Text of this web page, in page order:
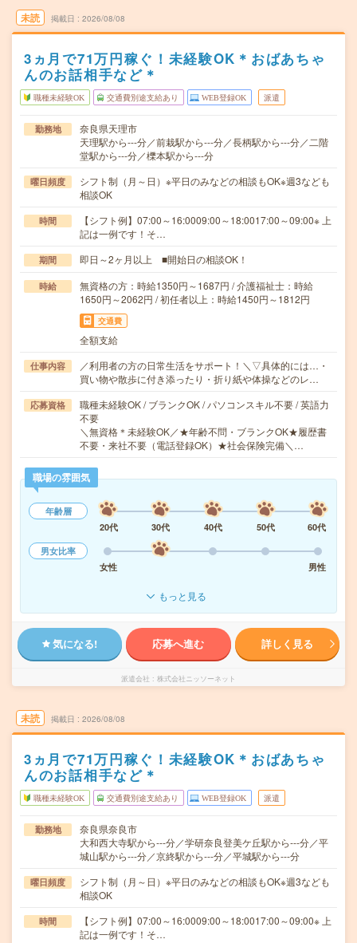
未読 掲載日 2026/08/08
3ヵ月で71万円稼ぐ！未経験OK＊おばあちゃ
んのお話相手など＊
職種未経験OK 交通費別途支給あり WEB登録OK 派遣
勤務地
奈良県天理市
天理駅から---分／前栽駅から---分／長柄駅から---分／二階
堂駅から---分／櫟本駅から---分
曜日頻度
シフト制（月～日）※平日のみなどの相談もOK※週3なども
相談OK
時間
【シフト例】07:00～16:0009:00～18:0017:00～09:00※ 上
記は一例です！そ…
期間 即日～2ヶ月以上 ■開始日の相談OK！
時給
無資格の方：時給1350円～1687円 / 介護福祉士：時給
1650円～2062円 / 初任者以上：時給1450円～1812円
交通費
全額支給
仕事内容
／利用者の方の日常生活をサポート！＼▽具体的には…・
買い物や散歩に付き添ったり・折り紙や体操などのレ…
応募資格
職種未経験OK / ブランクOK / パソコンスキル不要 / 英語力
不要
＼無資格＊未経験OK／★年齢不問・ブランクOK★履歴書
不要・来社不要（電話登録OK）★社会保険完備＼…
職場の雰囲気
年齢層
20代
30代 40代 50代
60代
男女比率
女性
男性
もっと見る
気になる! 応募へ進む 詳しく見る
派遣会社 株式会社ニッソーネット
未読 掲載日 2026/08/08
3ヵ月で71万円稼ぐ！未経験OK＊おばあちゃ
んのお話相手など＊
職種未経験OK 交通費別途支給あり WEB登録OK 派遣
勤務地
奈良県奈良市
大和西大寺駅から---分／学研奈良登美ケ丘駅から---分／平
城山駅から---分／京終駅から---分／平城駅から---分
曜日頻度
シフト制（月～日）※平日のみなどの相談もOK※週3なども
相談OK
時間
【シフト例】07:00～16:0009:00～18:0017:00～09:00※ 上
記は一例です！そ…